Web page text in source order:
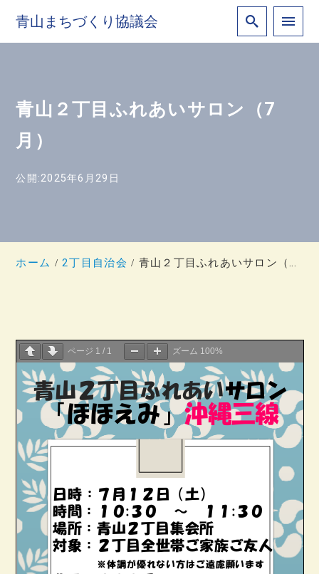
青山まちづくり協議会
青山２丁目ふれあいサロン（7
月）
公開:2025年6月29日
ホーム 2丁目自治会 青山２丁目ふれあいサロン（7月）
ページ 1 / 1 ズーム 100%